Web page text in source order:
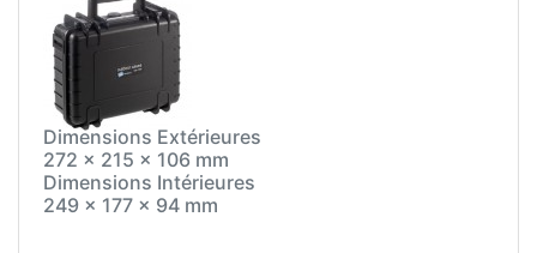
Dimensions Extérieures
272 x 215 x 106 mm
Dimensions Intérieures
249 x 177 x 94 mm